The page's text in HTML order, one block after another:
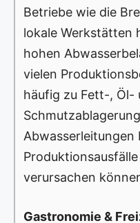
Betriebe wie die
lokale Werkstätten
hohen
vielen
häufig zu Fett-, Öl-
Abwasserleitungen
verursachen
Gastronomie &